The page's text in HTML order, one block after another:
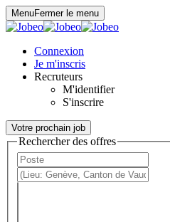
MenuFermer le menu
Connexion
Je m'inscris
Recruteurs
M'identifier
S'inscrire
Votre prochain job
Rechercher des offres
Panneau de gestion des cookies